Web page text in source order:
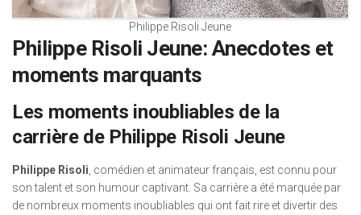
Philippe Risoli Jeune
Philippe Risoli Jeune: Anecdotes et
moments marquants
Les moments inoubliables de la
carrière de Philippe Risoli Jeune
Philippe Risoli , comédien et animateur français, est connu pour
son talent et son humour captivant. Sa carrière a été marquée par
de nombreux moments inoubliables qui ont fait rire et divertir des